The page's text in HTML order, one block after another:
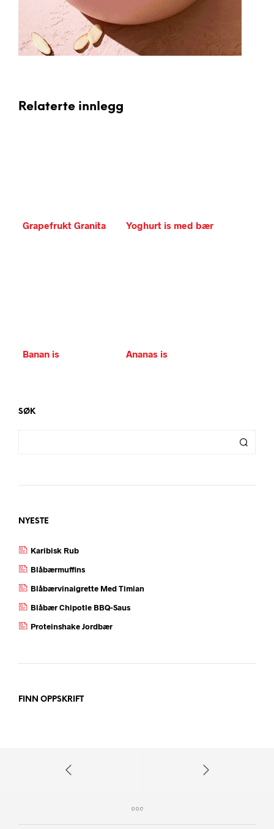
Relaterte innlegg
Grapefrukt Granita Yoghurt is med bær
Banan is Ananas is
SØK
NYESTE
Karibisk Rub
Blåbærmuffins
Blåbærvinaigrette Med Timian
Blåbær Chipotle BBQ-Saus
Proteinshake Jordbær
FINN OPPSKRIFT